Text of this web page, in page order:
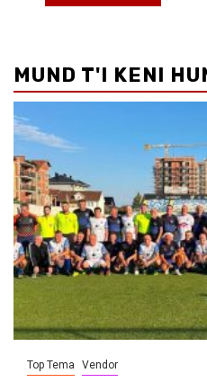
MUND T'I KENI
Top Tema Vendor